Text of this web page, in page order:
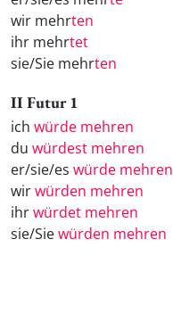
wir mehrten
ihr mehrtet
sie/Sie mehrten
II Futur 1
ich würde mehren
du würdest mehren
er/sie/es würde mehren
wirwürden mehren
ihrwürdet mehren
sie/Siewürden mehren